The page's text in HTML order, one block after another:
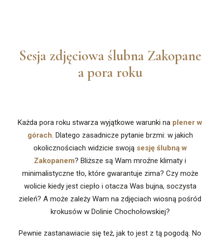
Sesja zdjęciowa ślubna Zakopane
a pora roku
Każda pora roku stwarza wyjątkowe warunki na plener w
górach. Dlatego zasadnicze pytanie brzmi: w jakich
okolicznościach widzicie swoją sesję ślubną w
Zakopanem? Bliższe są Wam mroźne klimaty i
minimalistyczne tło, które gwarantuje zima? Czy może
wolicie kiedy jest ciepło i otacza Was bujna, soczysta
zieleń? A może zależy Wam na zdjęciach wiosną pośród
krokusów w Dolinie Chochołowskiej?
Pewnie zastanawiacie się też, jak to jest z tą pogodą. No